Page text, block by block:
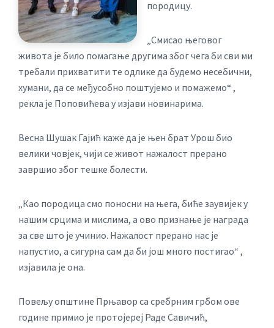
породицу.
„Смисао његовог
живота је било помагање другима због чега би сви ми
требали прихватити те одлике да будемо несебични,
хумани, да се међусобно поштујемо и помажемо“ ,
рекла је Поповићева у изјави новинарима.
Весна Шушак Гајић каже да је њен брат Урош био
велики човјек, чији се живот нажалост прерано
завршио због тешке болести.
„Као породица смо поносни на њега, биће заувијек у
нашим срцима и мислима, а ово признање је награда
за све што је учинио. Нажалост прерано нас је
напустио, а сигурна сам да би још много постигао“ ,
изјавила је она.
Повељу општине Прњавор са сребрним грбом ове
године примио је протојереј Раде Савичић,